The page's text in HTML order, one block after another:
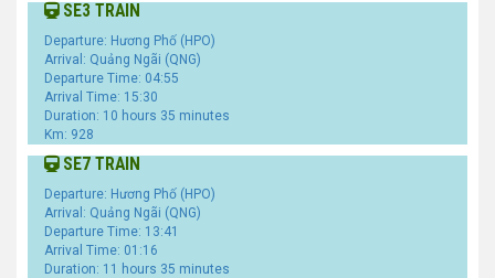
SE3 TRAIN
Departure: Hương Phố (HPO)
Arrival: Quảng Ngãi (QNG)
Departure Time: 04:55
Arrival Time: 15:30
Duration: 10 hours 35 minutes
Km: 928
SE7 TRAIN
Departure: Hương Phố (HPO)
Arrival: Quảng Ngãi (QNG)
Departure Time: 13:41
Arrival Time: 01:16
Duration: 11 hours 35 minutes